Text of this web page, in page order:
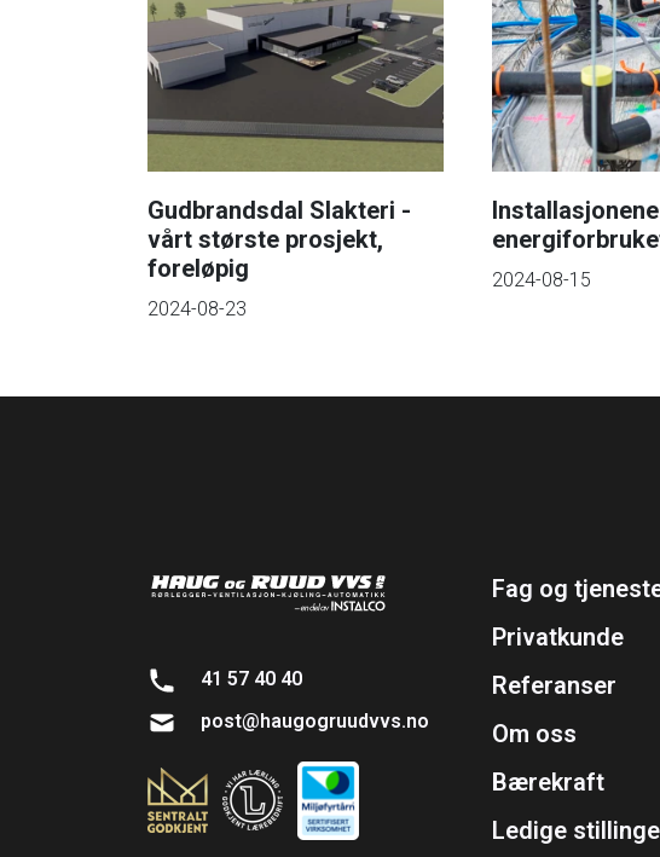
Gudbrandsdal Slakteri -
vårt største prosjekt,
foreløpig
2024-08-23
2024-08-15
41 57 40 40
post@haugogruudvvs.no
Fag og
Privatkunde
Referanser
Om oss
Bærekraft
Ledige